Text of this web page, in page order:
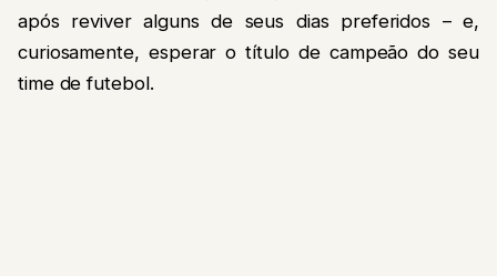
após reviver alguns de seus dias preferidos – e,
curiosamente, esperar o título de campeão do seu
time de futebol.